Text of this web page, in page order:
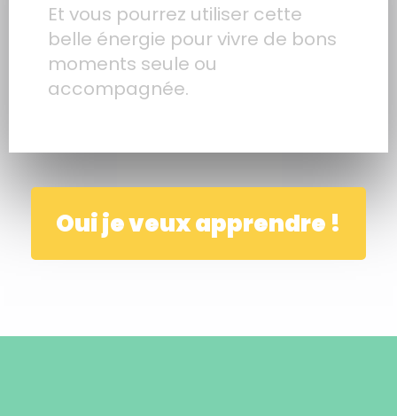
Et vous pourrez utiliser cette
belle énergie pour vivre de bons
moments seule ou
accompagnée.
Oui je veux apprendre !